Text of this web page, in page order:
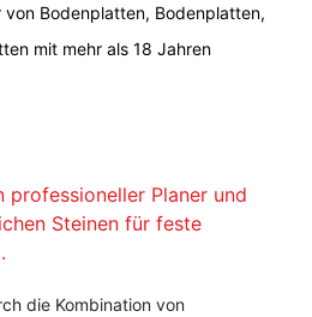
von Bodenplatten, Bodenplatten,
mit mehr als 18 Jahren
professioneller Planer und
Steinen für feste
die Kombination von